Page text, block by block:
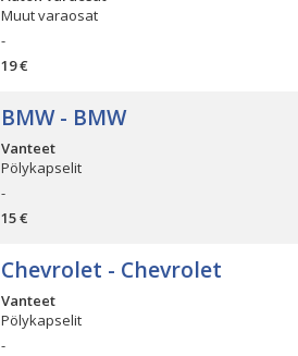
Muut varaosat
-
19 €
BMW - BMW
Vanteet
Pölykapselit
-
15 €
Chevrolet - Chevrolet
Vanteet
Pölykapselit
-